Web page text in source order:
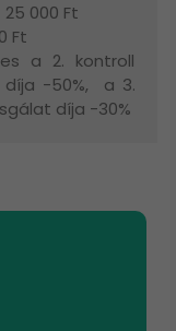
000 Ft
Ft
a 2. kontroll
díja -50%, a 3.
díja -30%